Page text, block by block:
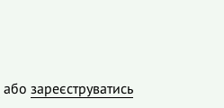
або зареєструватись